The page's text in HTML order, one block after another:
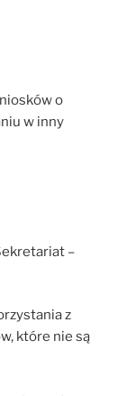
o
w inny
–
z
które nie są